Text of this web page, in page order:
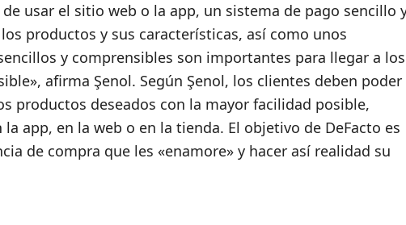
usar el sitio web o la app, un sistema de pago sencillo
productos y sus características, así como unos
y comprensibles son importantes para llegar a los
afirma Şenol. Según Şenol, los clientes deben poder
productos deseados con la mayor facilidad posible,
app, en la web o en la tienda. El objetivo de DeFacto es
de compra que les «enamore» y hacer así realidad su